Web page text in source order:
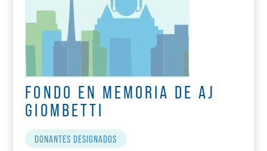
FONDO EN MEMORIA DE AJ
GIOMBETTI
DONANTES DESIGNADOS